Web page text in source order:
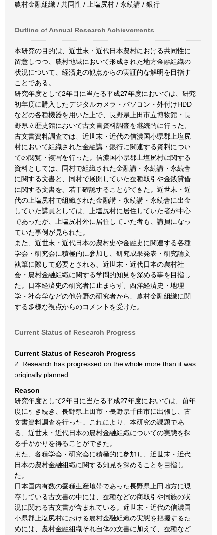
農村金融組織 / 共同性 / 上塩尻村 / 永続講 / 銀行
Outline of Annual Research Achievements
本研究の目的は、近世末・近代日本農村における共同性に
留意しつつ、農村地域において形成された地方金融組織の
状況について、経済史の観点からの実証的な解明を目指す
ことである。
研究年度として2年目に当たる平成27年度においては、研究
初年度に購入したデジタルカメラ・パソコン・外付けHDD
などの各種機器を用いた上で、長野県上田市立博物館・長
野県立歴史館において古文書資料調査を継続的に行った。
古文書資料調査では、近世末・近代の信濃国小県郡上塩尻
村において組織された金融講・銀行に関連する資料につい
ての閲覧・複写を行った。信濃国小県郡上塩尻村に関する
資料としては、同村で組織された金融講・永続講・永続舎
に関する文書と、同村で展開していた蚕種取引や金銭貸借
に関する文書を、若干確認することができた。近世末・近
代の上塩尻村で組織された金融講・永続講・永続舎に出金
していた講員としては、上塩尻村に居住していた者が中心
であったが、上塩尻村外に居住していた者も、講員になっ
ていた事例が見られた。
また、近世末・近代日本の農村史や金融史に関連する各種
学会・研究会に積極的に参加し、研究成果発表・研究論文
執筆に際して必要とされる、近世末・近代日本の農村社
会・農村金融組織に関する学問的知見を深める事を目指し
た。日本経済史の研究者に止まらず、西洋経済史・地理
学・社会学などの他分野の研究者から、農村金融組織に関
する多様な視点からのコメントを受けた。
Current Status of Research Progress
Current Status of Research Progress
2: Research has progressed on the whole more than it was
originally planned.
Reason
研究年度として2年目に当たる平成27年度においては、前年
度に引き続き、長野県上田市・長野県千曲市に出張し、古
文書資料調査を行った。これにより、本研究の課題であ
る、近世末・近代日本の農村金融組織についての実態を探
る手がかりを得ることができた。
また、各種学会・研究会に積極的に参加し、近世末・近代
日本の農村金融組織に関する知見を深めることを目指し
た。
日本国内有数の蚕種生産地帯であった長野県上田地方に現
存している古文書の中には、蚕種などの商取引や同族の状
況に関わる古文書が含まれている。近世末・近代の信濃国
小県郡上塩尻村における農村金融組織の実態を把握するた
めには、農村金融組織それ自体の文書に加えて、蚕種など